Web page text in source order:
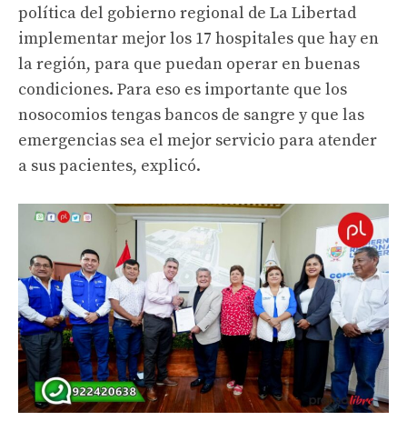
política del gobierno regional de La Libertad
implementar mejor los 17 hospitales que hay en
la región, para que puedan operar en buenas
condiciones. Para eso es importante que los
nosocomios tengas bancos de sangre y que las
emergencias sea el mejor servicio para atender
a sus pacientes, explicó.